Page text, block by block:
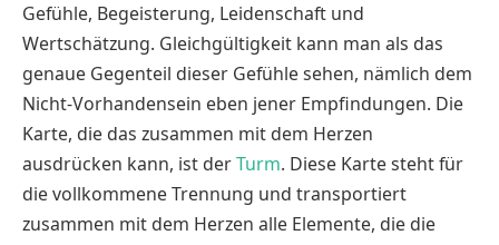
Gefühle, Begeisterung, Leidenschaft und
Wertschätzung. Gleichgültigkeit kann man als das
genaue Gegenteil dieser Gefühle sehen, nämlich dem
Nicht-Vorhandensein eben jener Empfindungen. Die
Karte, die das zusammen mit dem Herzen
ausdrücken kann, ist derTurm. Diese Karte steht für
die vollkommene Trennung und transportiert
zusammen mit dem Herzen alle Elemente, die die